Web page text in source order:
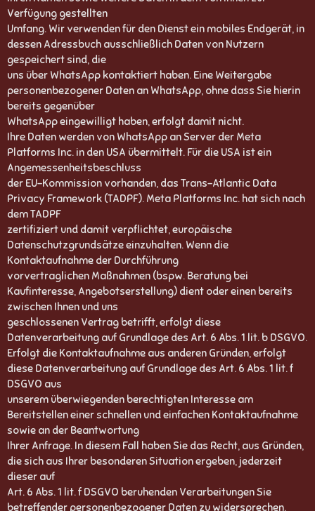
Verfügung gestellten
Umfang. Wir verwenden für den Dienst ein mobiles Endgerät, in
dessen Adressbuch ausschließlich Daten von Nutzern
gespeichert sind, die
uns über WhatsApp kontaktiert haben. Eine Weitergabe
personenbezogener Daten an WhatsApp, ohne dass Sie hierin
bereits gegenüber
WhatsApp eingewilligt haben, erfolgt damit nicht.
Ihre Daten werden von WhatsApp an Server der Meta
Platforms Inc. in den USA übermittelt. Für die USA ist ein
Angemessenheitsbeschluss
der EU-Kommission vorhanden, das Trans-Atlantic Data
Privacy Framework (TADPF). Meta Platforms Inc. hat sich nach
dem TADPF
zertifiziert und damit verpflichtet, europäische
Datenschutzgrundsätze einzuhalten. Wenn die
Kontaktaufnahme der Durchführung
vorvertraglichen Maßnahmen (bspw. Beratung bei
Kaufinteresse, Angebotserstellung) dient oder einen bereits
zwischen Ihnen und uns
geschlossenen Vertrag betrifft, erfolgt diese
Datenverarbeitung auf Grundlage des Art. 6 Abs. 1 lit. b DSGVO.
Erfolgt die Kontaktaufnahme aus anderen Gründen, erfolgt
diese Datenverarbeitung auf Grundlage des Art. 6 Abs. 1 lit. f
DSGVO aus
unserem überwiegenden berechtigten Interesse am
Bereitstellen einer schnellen und einfachen Kontaktaufnahme
sowie an der Beantwortung
Ihrer Anfrage. In diesem Fall haben Sie das Recht, aus Gründen,
die sich aus Ihrer besonderen Situation ergeben, jederzeit
dieser auf
Art. 6 Abs. 1 lit. f DSGVO beruhenden Verarbeitungen Sie
betreffender personenbezogener Daten zu widersprechen.